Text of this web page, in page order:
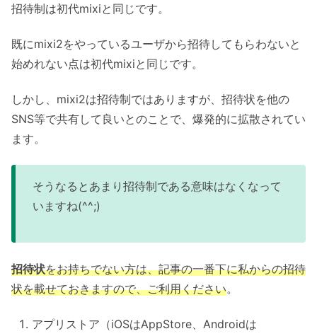
招待制は初代mixiと同じです。
既にmixi2をやっているユーザから招待してもらわないと
始めれない点は初代mixiと同じです。
しかし、mixi2は招待制ではありますが、招待状を他の
SNS等で共有して良いとのことで、爆発的に拡散されてい
ます。
そうなるとあまり招待制である意味はなくなって
いますね(^^;)
招待状をお持ちでない方は、記事の一番下に私からの招待
状を載せておきますので、ご利用ください。
アプリストア（iOSはAppStore、Androidは